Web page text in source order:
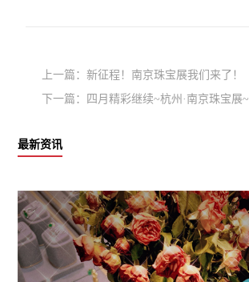
上一篇：新征程！南京珠宝展我们来了！
下一篇：
四月精彩继续~杭州·南京珠宝展~
最新资讯